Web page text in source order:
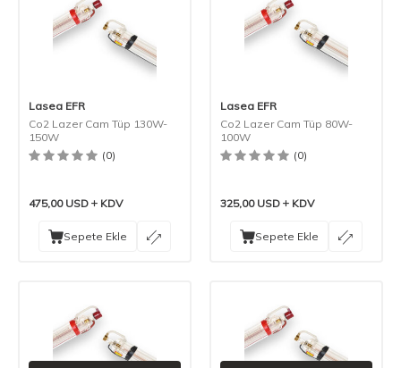
Lasea EFR
Co2 Lazer Cam Tüp 130W-
150W
(0)
475,00USD KDV
Sepete Ekle
Lasea EFR
Co2 Lazer Cam Tüp 80W-
100W
(0)
325,00USD KDV
Sepete Ekle